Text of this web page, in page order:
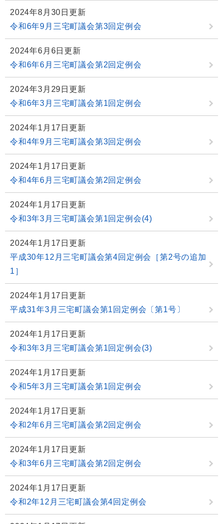
2024年8月30日更新
令和6年9月三宅町議会第3回定例会
2024年6月6日更新
令和6年6月三宅町議会第2回定例会
2024年3月29日更新
令和6年3月三宅町議会第1回定例会
2024年1月17日更新
令和4年9月三宅町議会第3回定例会
2024年1月17日更新
令和4年6月三宅町議会第2回定例会
2024年1月17日更新
令和3年3月三宅町議会第1回定例会(4)
2024年1月17日更新
平成30年12月三宅町議会第4回定例会［第2号の追加
1］
2024年1月17日更新
平成31年3月三宅町議会第1回定例会〔第1号〕
2024年1月17日更新
令和3年3月三宅町議会第1回定例会(3)
2024年1月17日更新
令和5年3月三宅町議会第1回定例会
2024年1月17日更新
令和2年6月三宅町議会第2回定例会
2024年1月17日更新
令和3年6月三宅町議会第2回定例会
2024年1月17日更新
令和2年12月三宅町議会第4回定例会